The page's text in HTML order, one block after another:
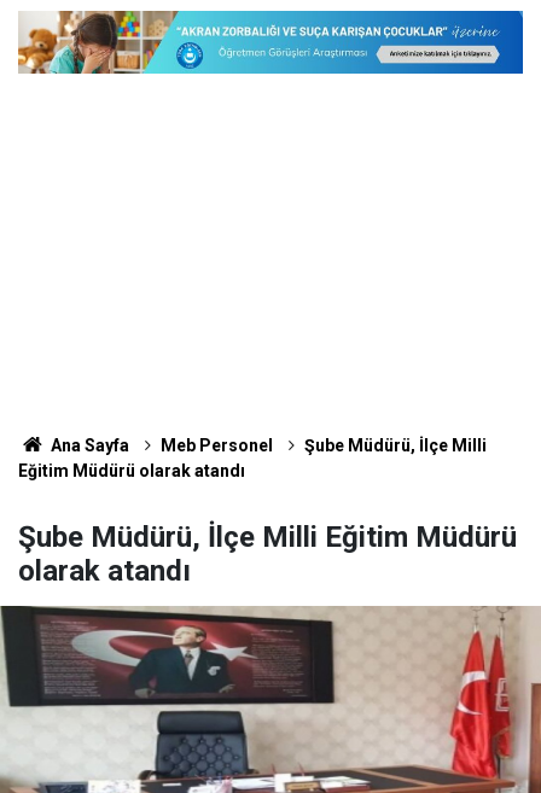
Ana Sayfa Meb Personel
Şube Müdürü, İlçe Milli
Eğitim Müdürü olarak atandı
Şube Müdürü, İlçe Milli Eğitim Müdürü
olarak atandı